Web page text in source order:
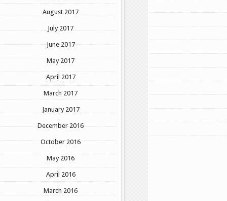
August 2017
July 2017
June 2017
May 2017
April 2017
March 2017
January 2017
December 2016
October 2016
May 2016
April 2016
March 2016